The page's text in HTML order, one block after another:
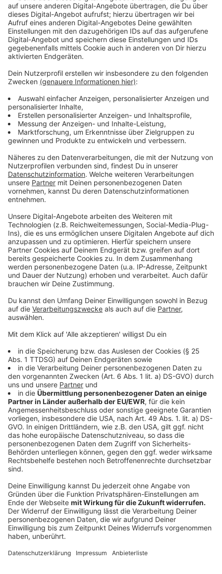
Vom LZG gehen die Meldungen über positive
Testergebnisse an das Landesministerium für
Gesundheit (MAGS NRW) und an das Robert-Koch-
Institut (RKI) weitergeleitet. Erst ganz am Schluss der
Meldekette befinden sich das
Bundesgesundheitsministerium und die Europäische
Union, sowie die Weltgesundheitsorganisation (WHO).
Das Besondere an dieser Meldekette ist aber, dass die
positiven Testergebnisse nicht zwingend laufend und
ununterbrochen weitergeleitet, sondern oft gebündelt
werden. So kann es zum Beispiel sein, dass ein
Gesundheitsamt den Stand der Dinge beispielsweise
immer um jeweils 9 Uhr und um 15 Uhr eines jeden
Tages gebündelt an das Landeszentrum für
Gesundheit übermittelt. Das Landeszentrum wiederum
überschwemmt das Landesministerium und das
Robert-Koch-Institut nicht minütlich mit neuen
Fallzahlen, sondern leitet diese ebenfalls gebündelt zu
mehreren Uhrzeiten am Tag weiter.
Das Robert-Koch-Institut macht bei der
Veröffentlichung von Zahlen zu einer bestimmten
Uhrzeit, die meistens am Vortag liegt, einen Schnitt.
zu dieser Uhrzeit im Institut vorlagen. Auch wenn
vielleicht danach noch weitere Zahlen eingetroffen
So liegt der zum Teil große Unterschied, bei den
gemeldeten Corona-Fallzahlen lediglich an der
zeitlichen Verzögerung, mit der die behördliche
Meldekette funktioniert. In der Tat macht es Sinn,
dass die jeweiligen Meldestationen nicht jedes
positive Testergebnis unverzüglich nach oben
weitergeben, sondern erstmal sammeln. Anderenfalls
erhöht sich die Gefahr, dass alle Beteiligten viel
schneller den Überblick verlieren.
Ungeklärt ist bisher die Frage, was mit den Coronoa-
Erkrankten passiert, die inzwischen wieder gesund
sind. Nach Auskunft des NRW-
Gesundheitsministeriums wird gerade an einem
Verfahren gearbeitet, um diese Menschen zuverlässig
aus den Zahlenkolonnen der Corona-Fallzahlen
herauszurechnen.
Autor: José Narciandi